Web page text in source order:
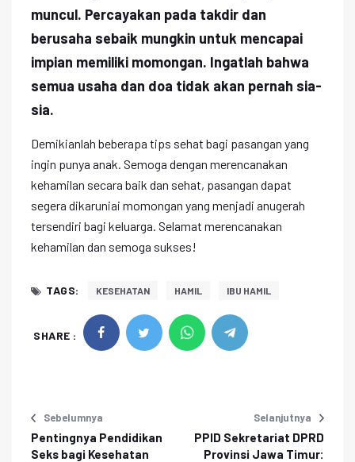
muncul. Percayakan pada takdir dan
berusaha sebaik mungkin untuk mencapai
impian memiliki momongan. Ingatlah bahwa
semua usaha dan doa tidak akan pernah sia-
sia.
Demikianlah beberapa tips sehat bagi pasangan yang
ingin punya anak. Semoga dengan merencanakan
kehamilan secara baik dan sehat, pasangan dapat
segera dikaruniai momongan yang menjadi anugerah
tersendiri bagi keluarga. Selamat merencanakan
kehamilan dan semoga sukses!
TAGS: KESEHATAN HAMIL IBU HAMIL
SHARE :
Sebelumnya
Pentingnya Pendidikan
Seks bagi Kesehatan
Selanjutnya
PPID Sekretariat DPRD
Provinsi Jawa Timur: